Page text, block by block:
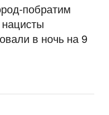
побратим
в ночь на 9